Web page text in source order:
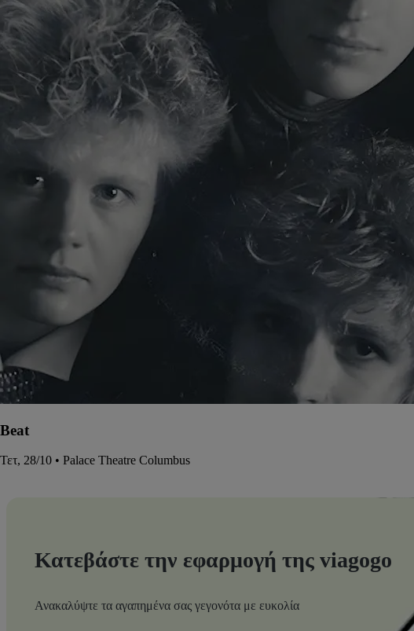
Beat
Τετ, 28/10 • Palace Theatre Columbus
Κατεβάστε την εφαρμογή της viagogo
Ανακαλύψτε τα αγαπημένα σας γεγονότα με ευκολία